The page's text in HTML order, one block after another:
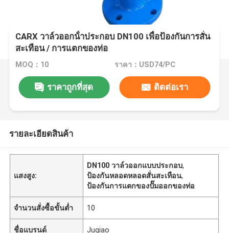
CARX วาล์วออกน้ําประกอบ DN100 เพื่อป้องกันการสั่น
สะเทือน / การแตกของท่อ
MOQ：10 ราคา：USD74/PC
ราคาถูกที่สุด ติดต่อเรา
รายละเอียดสินค้า
แสงสูง:
DN100 วาล์วออกแบบประกอบ,
ป้องกันหลอดหลอดสั่นสะเทือน,
ป้องกันการแตกของปั๊มออกของท่อ
จำนวนสั่งซื้อขั้นต่ำ 10
ชื่อแบรนด์ Juqiao